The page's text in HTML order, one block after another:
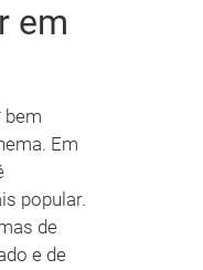
em
bem
Em
popular.
de
e de